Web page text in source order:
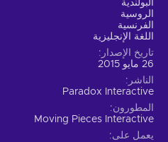
البولندية
الروسية
الفرنسية
اللغة الإنجليزية
تاريخ الإصدار
26 مايو 2015
الناشر
Paradox Interactive
المطورون
Moving Pieces Interactive
يعمل على